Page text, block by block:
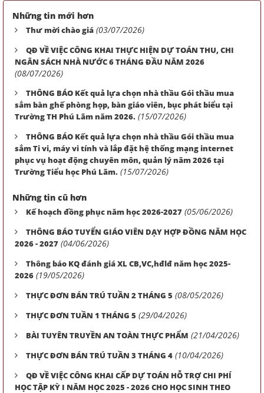
Những tin mới hơn
Thư mời chào giá (03/07/2026)
QĐ VỀ VIỆC CÔNG KHAI THỰC HIỆN DỰ TOÁN THU, CHI
NGÂN SÁCH NHÀ NƯỚC 6 THÁNG ĐẦU NĂM 2026
(08/07/2026)
THÔNG BÁO Kết quả lựa chọn nhà thầu Gói thầu mua
sắm bàn ghế phòng họp, bàn giáo viên, bục phát biểu tại
Trường TH Phú Lãm năm 2026. (15/07/2026)
THÔNG BÁO Kết quả lựa chọn nhà thầu Gói thầu mua
sắm Ti vi, máy vi tính và lắp đặt hệ thống mạng internet
phục vụ hoạt động chuyên môn, quản lý năm 2026 tại
Trường Tiểu học Phú Lãm. (15/07/2026)
Những tin cũ hơn
Kế hoạch đồng phục năm học 2026-2027 (05/06/2026)
THÔNG BÁO TUYỂN GIÁO VIÊN DẠY HỢP ĐỒNG NĂM HỌC
2026 - 2027 (04/06/2026)
Thông báo KQ đánh giá XL CB,VC,hđlđ năm học 2025-
2026 (19/05/2026)
THỰC ĐƠN BÁN TRÚ TUẦN 2 THÁNG 5 (08/05/2026)
THỰC ĐƠN TUẦN 1 THÁNG 5 (29/04/2026)
BÀI TUYÊN TRUYỀN AN TOÀN THỰC PHẨM (21/04/2026)
THỰC ĐƠN BÁN TRÚ TUẦN 3 THÁNG 4 (10/04/2026)
QĐ VỀ VIỆC CÔNG KHAI CẤP DỰ TOÁN HỖ TRỢ CHI PHÍ
HỌC TẬP KỲ I NĂM HỌC 2025 - 2026 CHO HỌC SINH THEO